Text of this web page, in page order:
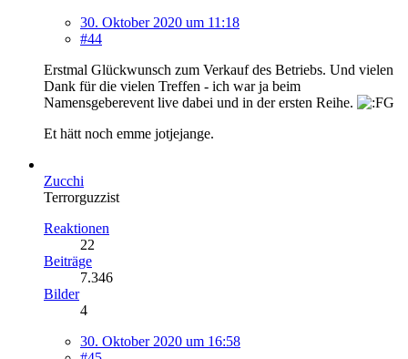
30. Oktober 2020 um 11:18
#44
Erstmal Glückwunsch zum Verkauf des Betriebs. Und vielen
Dank für die vielen Treffen - ich war ja beim
Namensgeberevent live dabei und in der ersten Reihe.
Et hätt noch emme jotjejange.
Zucchi
Terrorguzzist
Reaktionen
22
Beiträge
7.346
Bilder
4
30. Oktober 2020 um 16:58